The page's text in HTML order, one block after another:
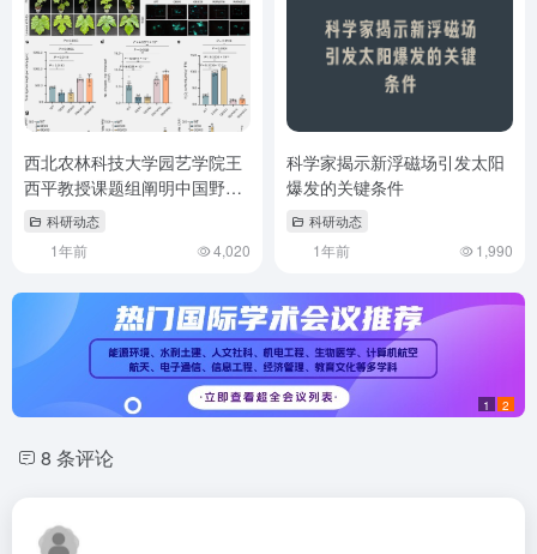
西北农林科技大学园艺学院王
西平教授课题组阐明中国野生
毛葡萄抗白粉病的转录调控网
科研动态
1年前 4,020
科学家揭示新浮磁场引发太阳
爆发的关键条件
科研动态
1年前 1,990
1 2
8 条评论